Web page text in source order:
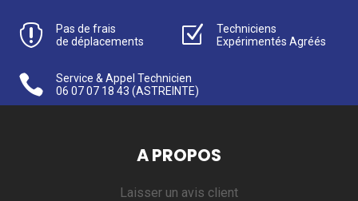

Pas de frais
de déplacements
Z
Techniciens
Expérimentés Agréés

Service & Appel Technicien
06 07 07 18 43 (ASTREINTE)
A PROPOS
Laisser un avis client